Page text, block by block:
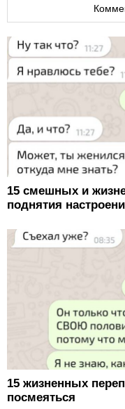
15 смешных и
поднятия
15 жизненных
посмеяться